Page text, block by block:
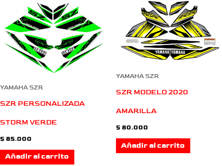
YAMAHA SZR
SZR PERSONALIZADA
STORM VERDE
$ 85.000
Añadir al carrito
YAMAHA SZR
SZR MODELO 2020
AMARILLA
$ 80.000
Añadir al carrito